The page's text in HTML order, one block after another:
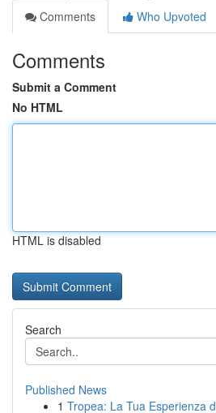
Comments
Who Upvoted
Comments
Submit a Comment
No HTML
HTML is disabled
Search
Published News
1 Tropea: La Tua Esperienza